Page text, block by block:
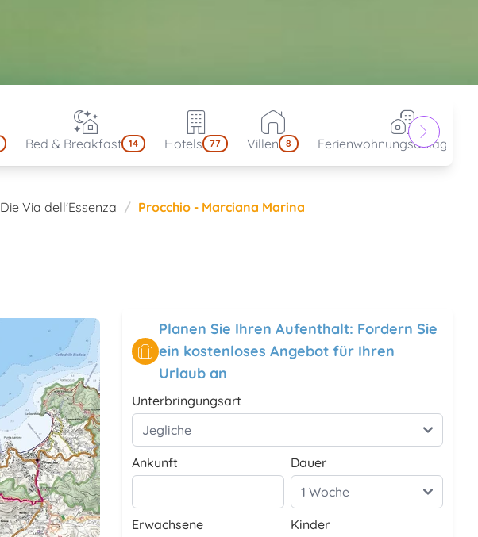
Bed & Breakfast 14 Hotels 77 Villen 8 Ferienwohnungsanlagen
Die Via dell'Essenza Procchio - Marciana Marina
Planen Sie Ihren Aufenthalt: Fordern Sie
ein kostenloses Angebot für Ihren
Urlaub an
Unterbringungsart
Ankunft Dauer
Erwachsene Kinder